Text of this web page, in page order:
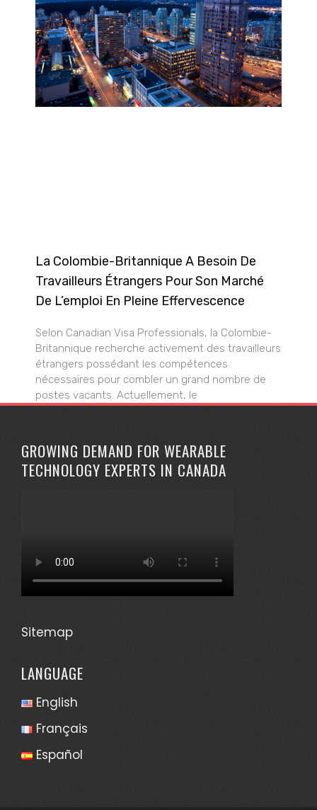
La Colombie-Britannique A Besoin De
Travailleurs Étrangers Pour Son Marché
De L’emploi En Pleine Effervescence
Selon Canadian Visa Professionals, la Colombie-
Britannique recherche activement des travailleurs
étrangers possédant les compétences
nécessaires pour combler un grand nombre de
postes vacants. Actuellement, le
GROWING DEMAND FOR WEARABLE
TECHNOLOGY EXPERTS IN CANADA
Sitemap
LANGUAGE
English
Français
Español